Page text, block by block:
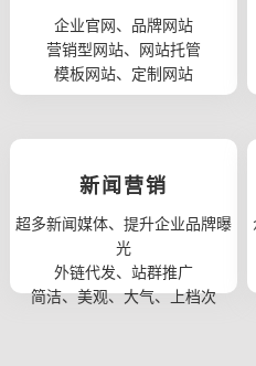
企业官网、品牌网站
营销型网站、网站托管
模板网站、定制网站
新闻营销
超多新闻媒体、提升企业品牌曝
光
外链代发、站群推广
简洁、美观、大气、上档次